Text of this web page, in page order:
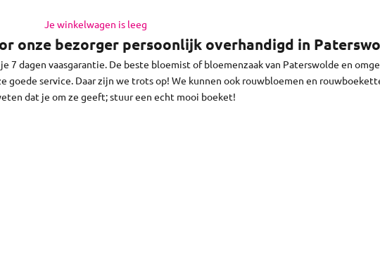
Je winkelwagen is leeg
Doe dat op werkdagen vóór 13:30 uur (op zaterdag voor 11:30 uur) en je
Paterswolde en de regio daaromheen, op zon- en feestdagen bezorgen we niet.
onze bezorger persoonlijk overhandigd in
7 dagen vaasgarantie. De beste bloemist of bloemenzaak van Paterswolde en
goede service. Daar zijn we trots op! We kunnen ook rouwbloemen en
dat je om ze geeft; stuur een echt mooi boeket!